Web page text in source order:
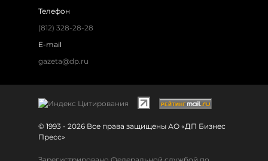
Телефон
(812) 328-28-28
E-mail
gazeta@dp.ru
© 1993 - 2026 Все права защищены АО «ДП Бизнес
Пресс»